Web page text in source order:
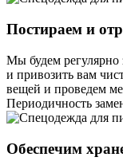
Постираем и
Мы будем регулярно
и привозить вам
вещей и проведем
Периодичность
Обеспечим